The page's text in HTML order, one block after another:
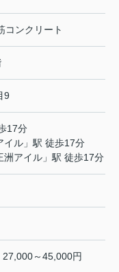
コンクリート
9
17分
イル 」駅 徒歩17分
洲アイル 」駅 徒歩17分
～45,000円